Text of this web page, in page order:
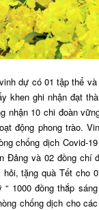
dự có 01 tập thể
khen ghi nhận đạt
nhận 10 chi đoàn
động phong trào.
chống dịch Covid-
Đảng và 02 đồng chí
tặng quà Tết cho
1000 đồng thắp
chống dịch cho